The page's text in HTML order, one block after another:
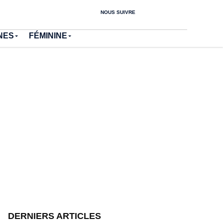
NOUS SUIVRE
FÉMININE
DERNIERS ARTICLES